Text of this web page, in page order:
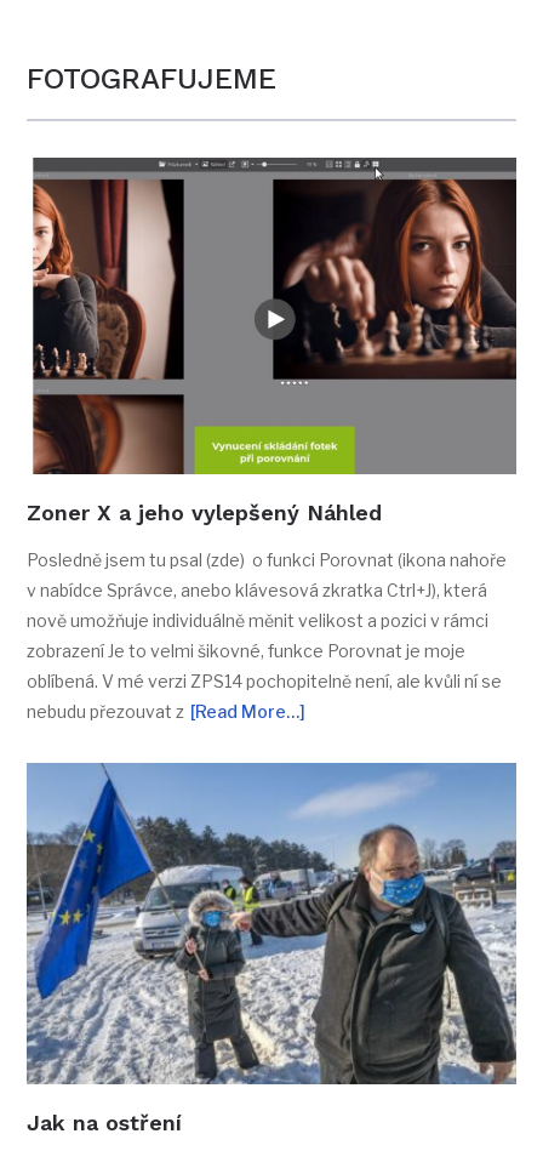
FOTOGRAFUJEME
Zoner X a jeho vylepšený Náhled
Posledně jsem tu psal (zde) o funkci Porovnat (ikona nahoře
v nabídce Správce, anebo klávesová zkratka Ctrl+J), která
nově umožňuje individuálně měnit velikost a pozici v rámci
zobrazení Je to velmi šikovné, funkce Porovnat je moje
oblíbená. V mé verzi ZPS14 pochopitelně není, ale kvůli ní se
nebudu přezouvat z [Read More…]
Jak na ostření